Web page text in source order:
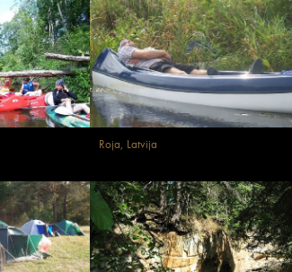
Roja, Latvija